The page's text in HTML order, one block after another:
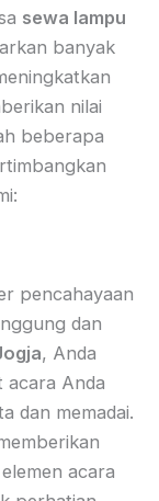
sewa lampu
banyak
nilai
beberapa
pencahayaan
dan
, Anda
acara Anda
dan memadai.
acara